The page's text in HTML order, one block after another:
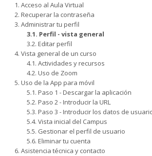
1. Acceso al Aula Virtual
2. Recuperar la contraseña
3. Administrar tu perfil
3.1. Perfil - vista general
3.2. Editar perfil
4. Vista general de un curso
4.1. Actividades y recursos
4.2. Uso de Zoom
5. Uso de la App para móvil
5.1. Paso 1 - Descargar la aplicación
5.2. Paso 2 - Introducir la URL
5.3. Paso 3 - Introducir los datos de
5.4. Vista inicial del Campus
5.5. Gestionar el perfil de usuario
5.6. Eliminar tu cuenta
6. Asistencia técnica y contacto